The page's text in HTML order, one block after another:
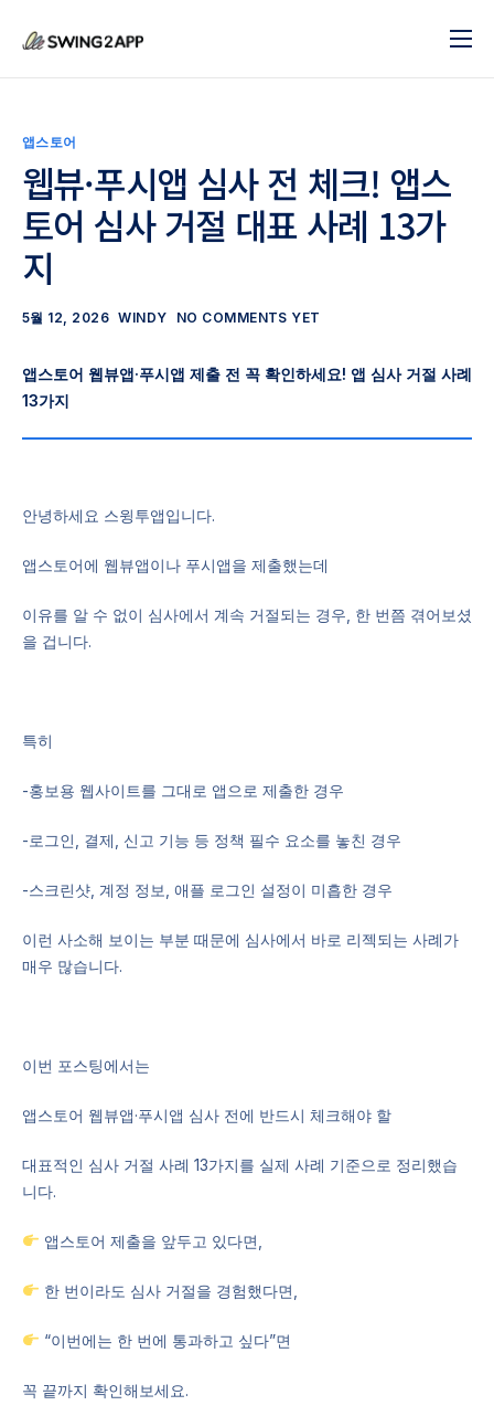
블로그
도움말
앱 제작 시작하기
문의하기
앱스토어
웹뷰·푸시앱 심사 전 체크! 앱스
토어 심사 거절 대표 사례 13가
지
5월 12, 2026 WINDY NO COMMENTS YET
앱스토어 웹뷰앱·푸시앱 제출 전 꼭 확인하세요! 앱 심사 거절 사례
13가지
안녕하세요 스윙투앱입니다.
앱스토어에 웹뷰앱이나 푸시앱을 제출했는데
이유를 알 수 없이 심사에서 계속 거절되는 경우, 한 번쯤 겪어보셨
을 겁니다.
특히
-홍보용 웹사이트를 그대로 앱으로 제출한 경우
-로그인, 결제, 신고 기능 등 정책 필수 요소를 놓친 경우
-스크린샷, 계정 정보, 애플 로그인 설정이 미흡한 경우
이런 사소해 보이는 부분 때문에 심사에서 바로 리젝되는 사례가
매우 많습니다.
이번 포스팅에서는
앱스토어 웹뷰앱·푸시앱 심사 전에 반드시 체크해야 할
대표적인 심사 거절 사례 13가지를 실제 사례 기준으로 정리했습
니다.
앱스토어 제출을 앞두고 있다면,
한 번이라도 심사 거절을 경험했다면,
“이번에는 한 번에 통과하고 싶다”면
꼭 끝까지 확인해보세요.